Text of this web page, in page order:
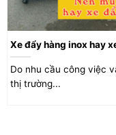
Xe đẩy hàng inox hay
Do nhu cầu công việc
thị trường...